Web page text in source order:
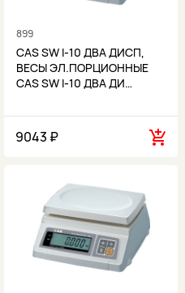
899
CAS SW I-10 ДВА ДИСП,
ВЕСЫ ЭЛ.ПОРЦИОННЫЕ
CAS SW I-10 ДВА ДИ…
9043 ₽